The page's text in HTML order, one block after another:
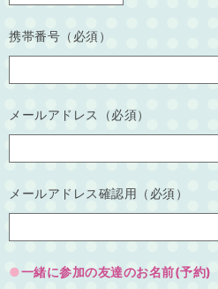
携帯番号（必須）
メールアドレス（必須）
メールアドレス確認用（必須）
一緒に参加の友達のお名前(予約)